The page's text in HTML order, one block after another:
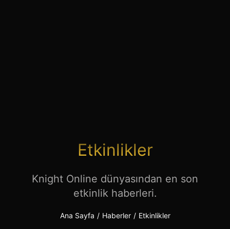
Etkinlikler
Knight Online dünyasından en son
etkinlik haberleri.
Ana Sayfa / Haberler / Etkinlikler